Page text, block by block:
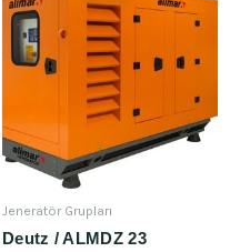
Jeneratör Grupları
Deutz / ALMDZ 23